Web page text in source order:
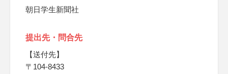
朝日学生新聞社
提出先・問合先
【送付先】
〒104-8433